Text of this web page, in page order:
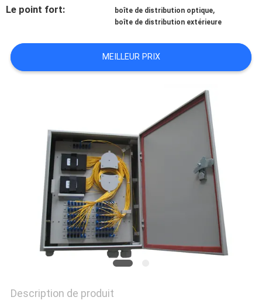
NOUS
DEMANDEZ
UNE
PRIVACY
POLICY
Le point fort: boîte de distribution optique,
boîte de distribution extérieure
MEILLEUR PRIX
Description de produit